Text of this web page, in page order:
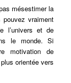
mésestimer la
vraiment
l’univers et de
le monde. Si
motivation de
orientée vers